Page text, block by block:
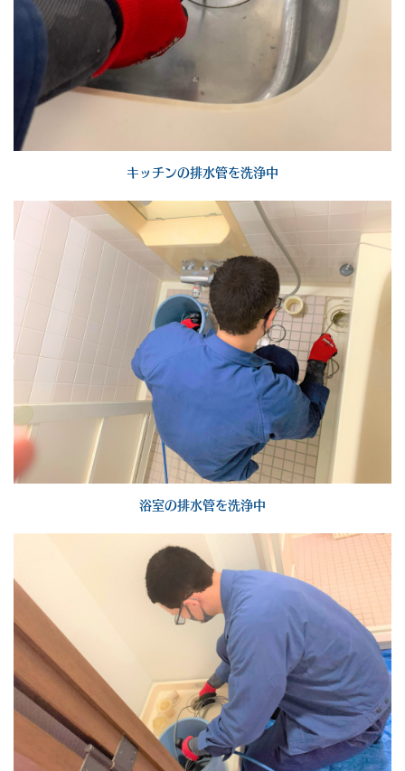
キッチンの排水管を洗浄中
浴室の排水管を洗浄中